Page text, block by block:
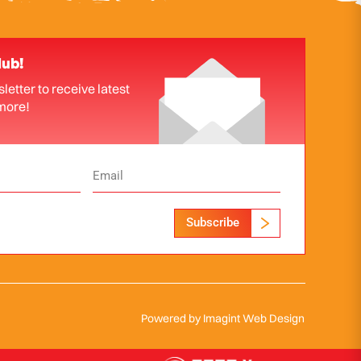
to receive latest
Subscribe
Powered by Imagint Web Design